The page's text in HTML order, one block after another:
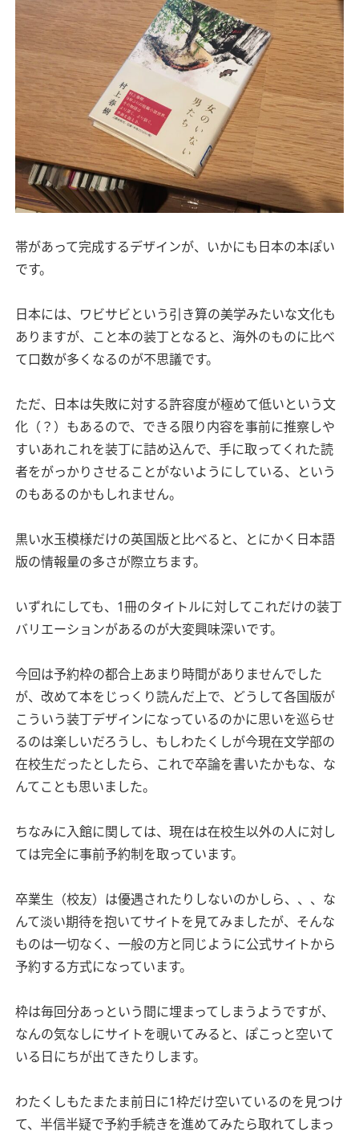
帯があって完成するデザインが、いかにも日本の本ぽい
です。
日本には、ワビサビという引き算の美学みたいな文化も
ありますが、こと本の装丁となると、海外のものに比べ
て口数が多くなるのが不思議です。
ただ、日本は失敗に対する許容度が極めて低いという文
化（？）もあるので、できる限り内容を事前に推察しや
すいあれこれを装丁に詰め込んで、手に取ってくれた読
者をがっかりさせることがないようにしている、という
のもあるのかもしれません。
黒い水玉模様だけの英国版と比べると、とにかく日本語
版の情報量の多さが際立ちます。
いずれにしても、1冊のタイトルに対してこれだけの装丁
バリエーションがあるのが大変興味深いです。
今回は予約枠の都合上あまり時間がありませんでした
が、改めて本をじっくり読んだ上で、どうして各国版が
こういう装丁デザインになっているのかに思いを巡らせ
るのは楽しいだろうし、もしわたくしが今現在文学部の
在校生だったとしたら、これで卒論を書いたかもな、な
んてことも思いました。
ちなみに入館に関しては、現在は在校生以外の人に対し
ては完全に事前予約制を取っています。
卒業生（校友）は優遇されたりしないのかしら、、、な
んて淡い期待を抱いてサイトを見てみましたが、そんな
ものは一切なく、一般の方と同じように公式サイトから
予約する方式になっています。
枠は毎回分あっという間に埋まってしまうようですが、
なんの気なしにサイトを覗いてみると、ぽこっと空いて
いる日にちが出てきたりします。
わたくしもたまたま前日に1枠だけ空いているのを見つけ
て、半信半疑で予約手続きを進めてみたら取れてしまっ